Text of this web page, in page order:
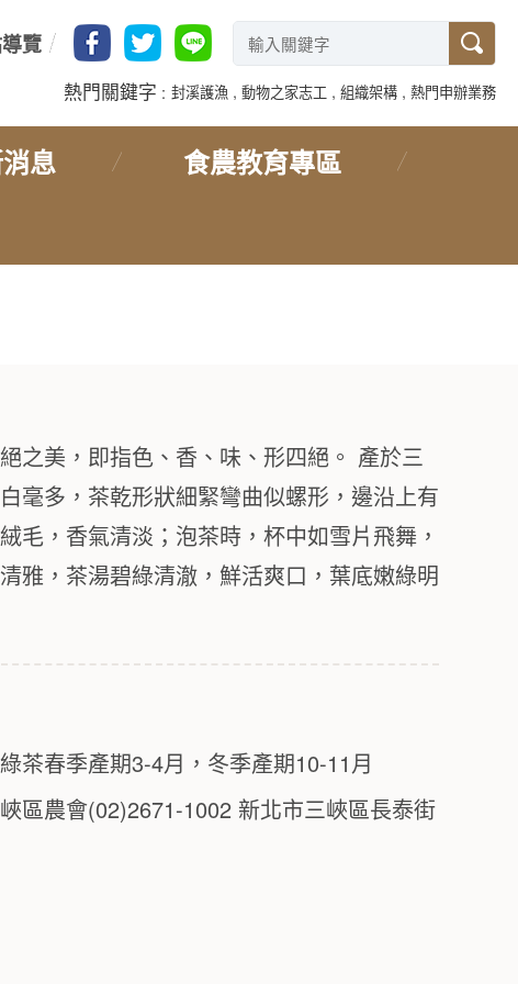
覽
熱門關鍵字 封溪護漁 動物之家志工 組織架構 熱門申辦業務
息
食農教育專區
之美，即指色、香、味、形四絕。 產於三
毫多，茶乾形狀細緊彎曲似螺形，邊沿上有
毛，香氣清淡；泡茶時，杯中如雪片飛舞，
雅，茶湯碧綠清澈，鮮活爽口，葉底嫩綠明
茶春季產期3-4月，冬季產期10-11月
區農會(02)2671-1002 新北市三峽區長泰街